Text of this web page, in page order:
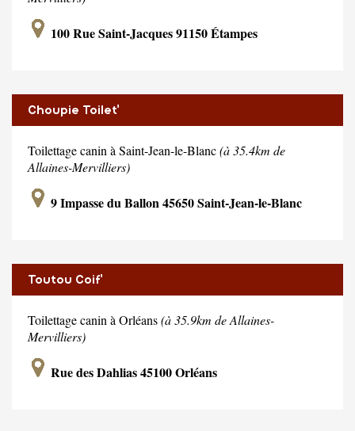
100 Rue Saint-Jacques 91150 Étampes
Choupie Toilet'
Toilettage canin à Saint-Jean-le-Blanc(à 35.4km de
Allaines-Mervilliers)
9 Impasse du Ballon 45650 Saint-Jean-le-Blanc
Toutou Coif'
Toilettage canin à Orléans(à 35.9km de Allaines-
Mervilliers)
Rue des Dahlias 45100 Orléans